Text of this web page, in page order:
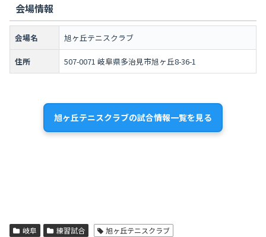
会場情報
会場名 旭ヶ丘テニスクラブ
住所 507-0071 岐阜県多治見市旭ヶ丘8-36-1
旭ヶ丘テニスクラブの試合情報一覧を見る
岐阜 練習試合 旭ヶ丘テニスクラブ